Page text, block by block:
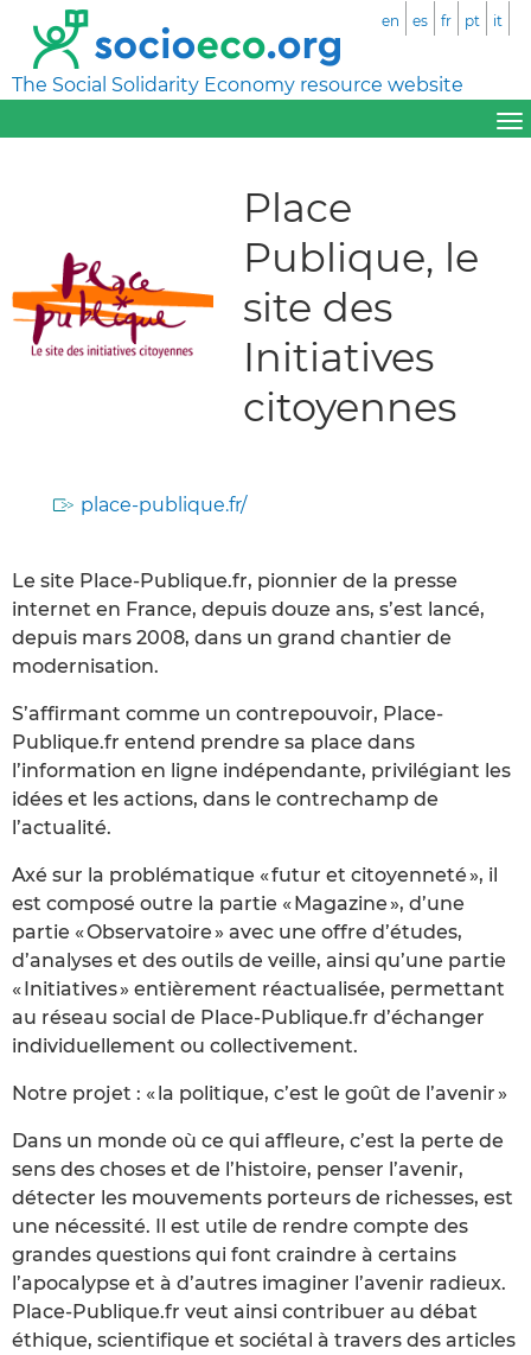
The Social Solidarity Economy resource website
en es fr pt it
Place
Publique, le
site des
Initiatives
citoyennes
place-publique.fr/
Le site Place-Publique.fr, pionnier de la presse
internet en France, depuis douze ans, s’est lancé,
depuis mars 2008, dans un grand chantier de
modernisation.
S’affirmant comme un contrepouvoir, Place-
Publique.fr entend prendre sa place dans
l’information en ligne indépendante, privilégiant les
idées et les actions, dans le contrechamp de
l’actualité.
Axé sur la problématique « futur et citoyenneté », il
est composé outre la partie « Magazine », d’une
partie « Observatoire » avec une offre d’études,
d’analyses et des outils de veille, ainsi qu’une partie
« Initiatives » entièrement réactualisée, permettant
au réseau social de Place-Publique.fr d’échanger
individuellement ou collectivement.
Notre projet : « la politique, c’est le goût de l’avenir »
Dans un monde où ce qui affleure, c’est la perte de
sens des choses et de l’histoire, penser l’avenir,
détecter les mouvements porteurs de richesses, est
une nécessité. Il est utile de rendre compte des
grandes questions qui font craindre à certains
l’apocalypse et à d’autres imaginer l’avenir radieux.
Place-Publique.fr veut ainsi contribuer au débat
éthique, scientifique et sociétal à travers des articles